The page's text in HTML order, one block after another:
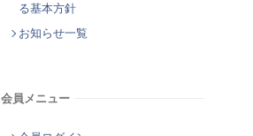
る基本方針
お知らせ一覧
会員メニュー